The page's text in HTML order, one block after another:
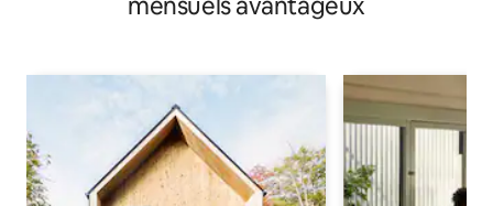
mensuels avantageux